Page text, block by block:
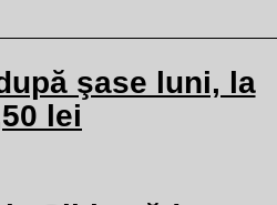
şase luni, la
lei